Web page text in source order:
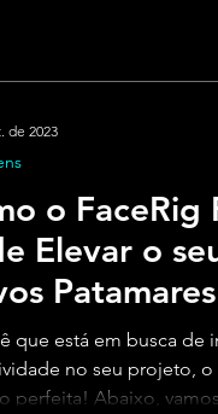
o FaceRig
Elevar o
Patamares
que está em busca de
no seu projeto, o
perfeita! Abaixo,
de 2023